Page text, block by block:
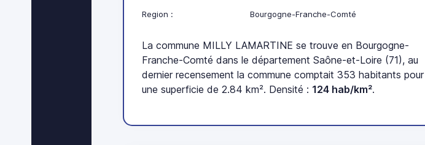
Region : Bourgogne-Franche-Comté
La commune MILLY LAMARTINE se trouve en Bourgogne-
Franche-Comté dans le département Saône-et-Loire (71), au
dernier recensement la commune comptait 353 habitants pour
une superficie de 2.84 km². Densité : 124 hab/km².